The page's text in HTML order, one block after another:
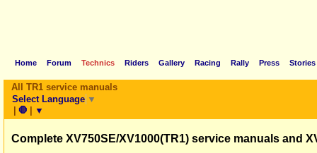
Home Forum Technics Riders Gallery Racing Rally Press Stories
All TR1 service manuals
Select Language ▼
| 🛑 | ▼
Complete XV750SE/XV1000(TR1) service manuals and